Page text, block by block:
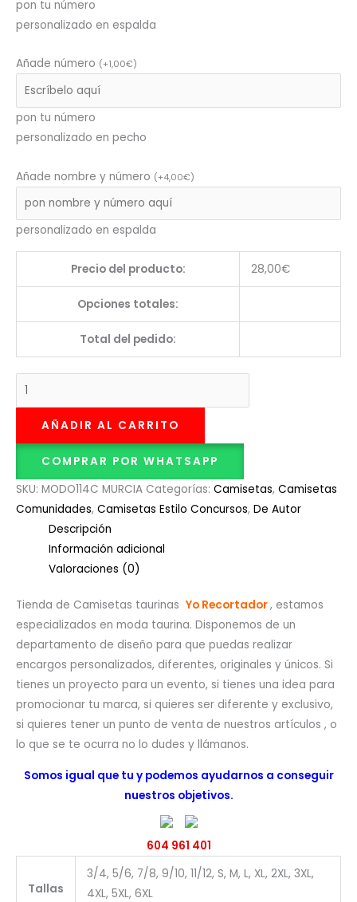
pon tu número
personalizado en espalda
Añade número (+1,00€)
pon tu número
personalizado en pecho
Añade nombre y número (+4,00€)
personalizado en espalda
Precio del producto: 28,00€
Opciones totales:
Total del pedido:
AÑADIR AL CARRITO
COMPRAR POR WHATSAPP
SKU: MODO114C MURCIA Categorías: Camisetas, Camisetas
Comunidades, Camisetas Estilo Concursos, De Autor
Descripción
Información adicional
Valoraciones (0)
Tienda de Camisetas taurinas Yo Recortador, estamos
especializados en moda taurina. Disponemos de un
departamento de diseño para que puedas realizar
encargos personalizados, diferentes, originales y únicos. Si
tienes un proyecto para un evento, si tienes una idea para
promocionar tu marca, si quieres ser diferente y exclusivo,
si quieres tener un punto de venta de nuestros artículos , o
lo que se te ocurra no lo dudes y llámanos.
Somos igual que tu y podemos ayudarnos a conseguir
nuestros objetivos.
604 961 401
Tallas
3/4, 5/6, 7/8, 9/10, 11/12, S, M, L, XL, 2XL, 3XL,
4XL, 5XL, 6XL